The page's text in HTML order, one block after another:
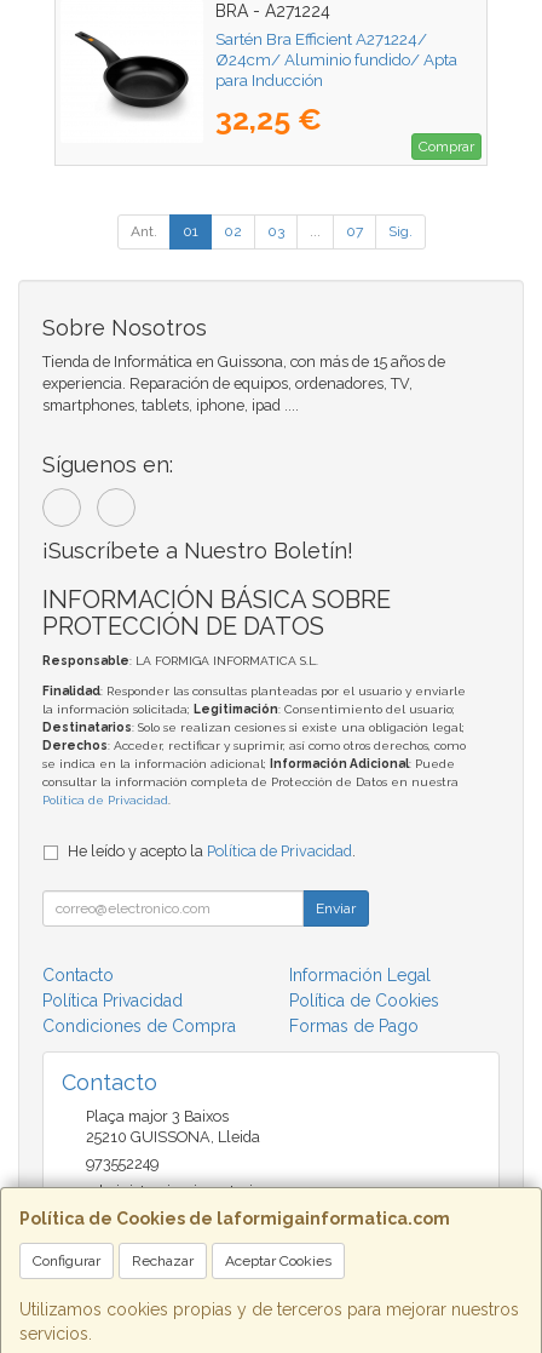
BRA - A271224
Sartén Bra Efficient A271224/
Ø24cm/ Aluminio fundido/ Apta
para Inducción
32,25 €
Comprar
Ant. 01 02 03 ... 07 Sig.
Política de Cookies de laformigainformatica.com
Configurar Rechazar Aceptar Cookies
Utilizamos cookies propias y de terceros para mejorar nuestros
servicios.
Sobre Nosotros
Tienda de Informática en Guissona, con más de 15 años de
experiencia. Reparación de equipos, ordenadores, TV,
smartphones, tablets, iphone, ipad ....
Síguenos en:
¡Suscríbete a Nuestro Boletín!
INFORMACIÓN BÁSICA SOBRE
PROTECCIÓN DE DATOS
Responsable: LA FORMIGA INFORMATICA S.L.
Finalidad: Responder las consultas planteadas por el usuario y enviarle
la información solicitada; Legitimación: Consentimiento del usuario;
Destinatarios: Solo se realizan cesiones si existe una obligación legal;
Derechos: Acceder, rectificar y suprimir, así como otros derechos, como
se indica en la información adicional;
Información Adicional: Puede
consultar la información completa de Protección de Datos en nuestra
Política de Privacidad.
He leído y acepto la Política de Privacidad.
Enviar
Contacto
Información Legal
Política Privacidad
Política de Cookies
Condiciones de Compra
Formas de Pago
Contacto
Plaça major 3 Baixos
25210 GUISSONA, Lleida
973552249
administracio@insectari.com
Horario
Matí de 9 a 13:30 - Tarda 17 a 20:30